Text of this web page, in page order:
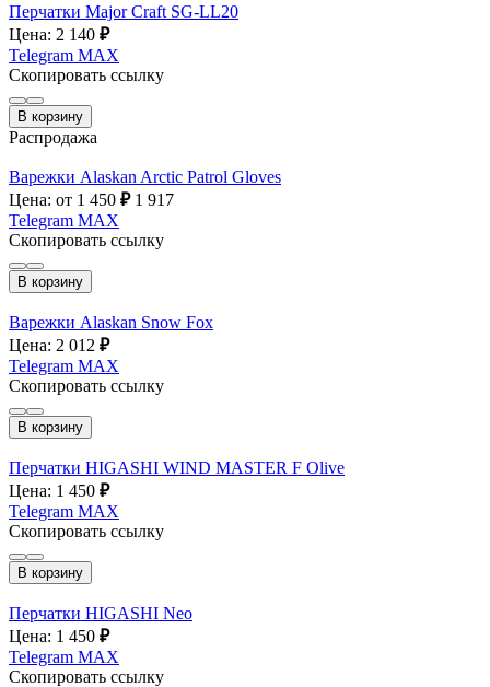
Перчатки Major Craft SG-LL20
Цена: 2 140 ₽
Telegram MAX
Скопировать ссылку
В корзину
Распродажа
Варежки Alaskan Arctic Patrol Gloves
Цена: от 1 450 ₽ 1 917
Telegram MAX
Скопировать ссылку
В корзину
Варежки Alaskan Snow Fox
Цена: 2 012 ₽
Telegram MAX
Скопировать ссылку
В корзину
Перчатки HIGASHI WIND MASTER F Olive
Цена: 1 450 ₽
Telegram MAX
Скопировать ссылку
В корзину
Перчатки HIGASHI Neo
Цена: 1 450 ₽
Telegram MAX
Скопировать ссылку